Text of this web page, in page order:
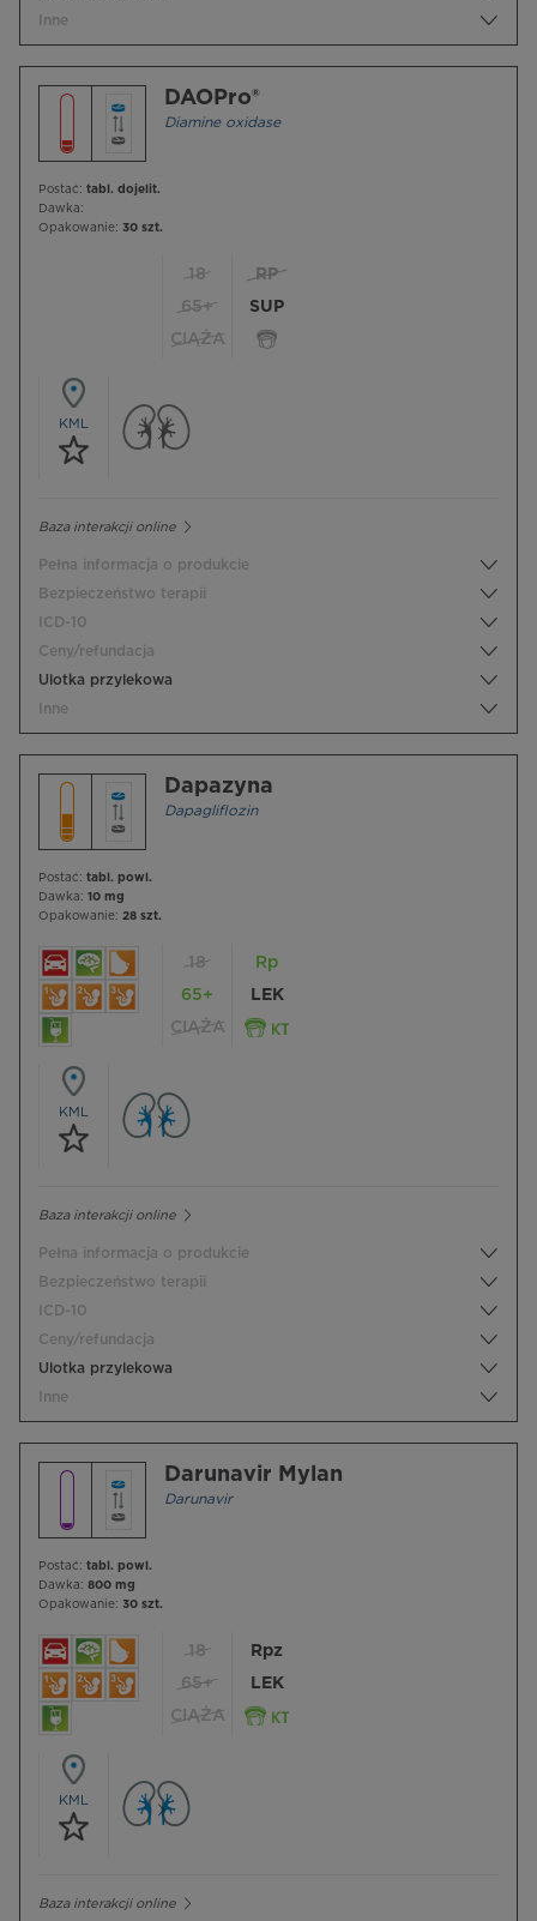
Inne
DAOPro®
Diamine oxidase
Postać: tabl. dojelit.
Dawka:
Opakowanie: 30 szt.
18
65+
CIĄŻA
RP
SUP
KML
Baza interakcji online
Pełna informacja o produkcie
Bezpieczeństwo terapii
ICD-10
Ceny/refundacja
Ulotka przylekowa
Inne
Dapazyna
Dapagliflozin
Postać: tabl. powl.
Dawka: 10 mg
Opakowanie: 28 szt.
18
65+
CIĄŻA
Rp
LEK
KML
Baza interakcji online
Pełna informacja o produkcie
Bezpieczeństwo terapii
ICD-10
Ceny/refundacja
Ulotka przylekowa
Inne
Darunavir Mylan
Darunavir
Postać: tabl. powl.
Dawka: 800 mg
Opakowanie: 30 szt.
18
65+
CIĄŻA
Rpz
LEK
KML
Baza interakcji online